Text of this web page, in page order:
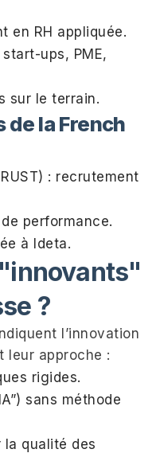
en RH appliquée.
ups, PME,
sur le terrain.
de la French
: recrutement
performance.
à Ideta.
?
l’innovation
leur approche :
rigides.
sans méthode
la qualité des